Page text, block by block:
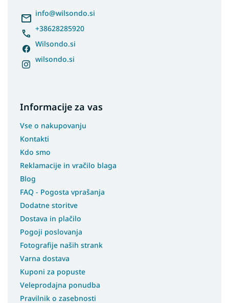
info@wilsondo.si
+38628285920
Wilsondo.si
wilsondo.si
Informacije za vas
Vse o nakupovanju
Kontakti
Kdo smo
Reklamacije in vračilo blaga
Blog
FAQ - Pogosta vprašanja
Dodatne storitve
Dostava in plačilo
Pogoji poslovanja
Fotografije naših strank
Varna dostava
Kuponi za popuste
Veleprodajna ponudba
Pravilnik o zasebnosti